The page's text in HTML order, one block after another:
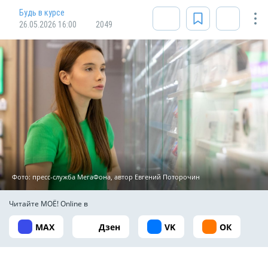
Будь в курсе
26.05.2026 16:00
2049
Фото: пресс-служба МегаФона, автор Евгений Поторочин
Читайте МОЁ! Online в
MAX Дзен VK ОК